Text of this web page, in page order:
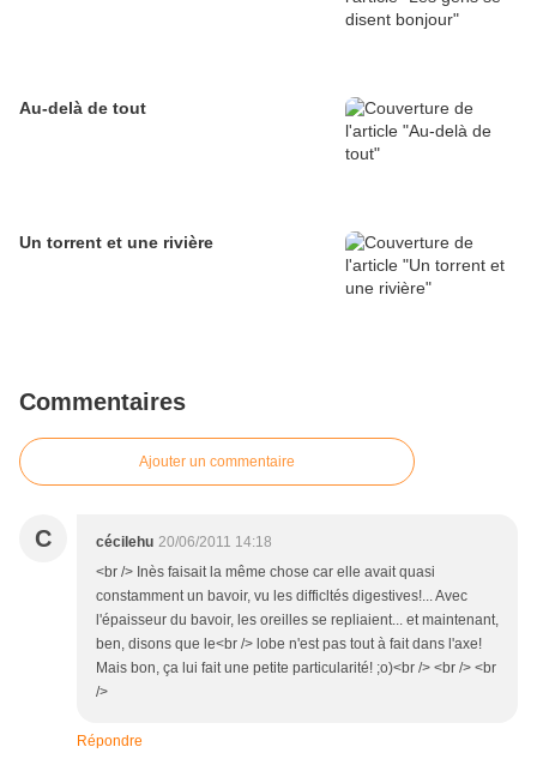
Au-delà de tout
Un torrent et une rivière
Commentaires
Ajouter un commentaire
C cécilehu 20/06/2011 14:18
<br /> Inès faisait la même chose car elle avait quasi
constamment un bavoir, vu les difficltés digestives!... Avec
l'épaisseur du bavoir, les oreilles se repliaient... et maintenant,
ben, disons que le<br /> lobe n'est pas tout à fait dans l'axe!
Mais bon, ça lui fait une petite particularité! ;o)<br /> <br /> <br
/>
Répondre